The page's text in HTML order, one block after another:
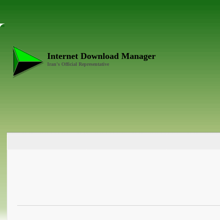
Internet Download Manager
Iran's Official Representative